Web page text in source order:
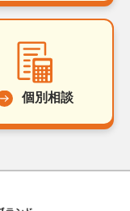
個別相談